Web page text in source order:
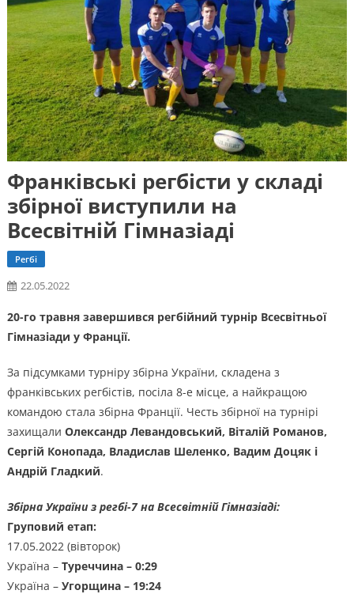
Франківські регбісти у складі
збірної виступили на
Всесвітній Гімназіаді
Регбі
22.05.2022
20-го травня завершився регбійний турнір Всесвітньої
Гімназіади у Франції.
За підсумками турніру збірна України, складена з
франківських регбістів, посіла 8-е місце, а найкращою
командою стала збірна Франції. Честь збірної на турнірі
захищали Олександр Левандовський, Віталій Романов,
Сергій Конопада, Владислав Шеленко, Вадим Доцяк і
Андрій Гладкий.
Збірна України з регбі-7 на Всесвітній Гімназіаді:
Груповий етап:
17.05.2022 (вівторок)
Україна – Туреччина – 0:29
Україна – Угорщина – 19:24